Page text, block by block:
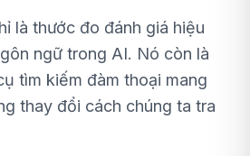
là thước đo đánh giá hiệu
ngữ trong AI. Nó còn là
tìm kiếm đàm thoại mang
thay đổi cách chúng ta tra